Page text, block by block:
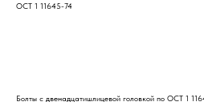
ОСТ 1 11645-74
Болты с двенадцатишлицевой головкой по ОСТ 1